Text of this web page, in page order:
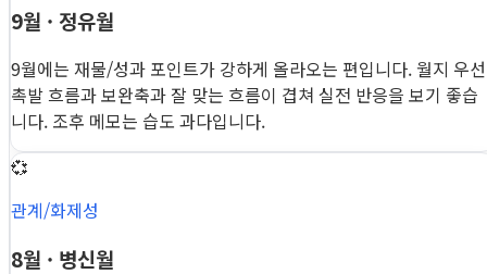
9월 · 정유월
9월에는 재물/성과 포인트가 강하게 올라오는 편입니다. 월지 우선
촉발 흐름과 보완축과 잘 맞는 흐름이 겹쳐 실전 반응을 보기 좋습
니다. 조후 메모는 습도 과다입니다.
💞
관계/화제성
8월 · 병신월